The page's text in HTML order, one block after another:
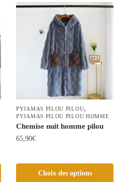
plusieurs
la
page
du
produit
PYJAMAS PILOU PILOU,
PYJAMAS PILOU PILOU HOMME
Chemise nuit homme pilou
65,90€
Choix des options
produit